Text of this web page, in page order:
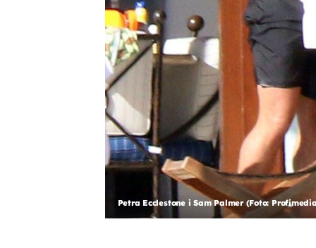
Petra Ecclestone i Sam Palmer (Foto: